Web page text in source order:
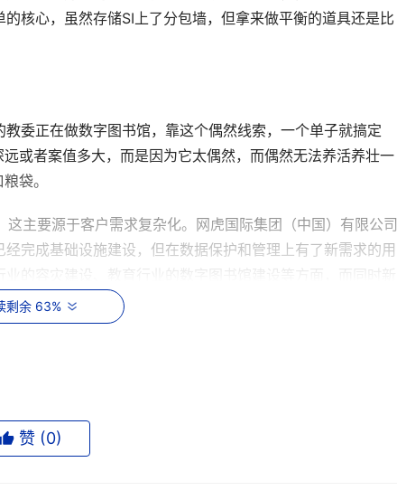
核心，虽然存储SI上了分包墙，但拿来做平衡的道具还是比
委正在做数字图书馆，靠这个偶然线索，一个单子就搞定
或者案值多大，而是因为它太偶然，而偶然无法养活养壮一
袋。
主要源于客户需求复杂化。网虎国际集团（中国）有限公司
完成基础设施建设，但在数据保护和管理上有了新需求的用
量也越来越重，但存储发展至今，涵盖范围已经相当广泛，
户将一个项目整个交给一家SI，然后SI再来发分包，这种
比例越来越大；一是分系统单独招标，主机的、存储的、网
所资料存储系统，同有飞骥的杨志雷就提到这种招标是一种
，例如同有正在做的新华社总社的存储项目，用户在招标上
剩余 63%
赞 (0)